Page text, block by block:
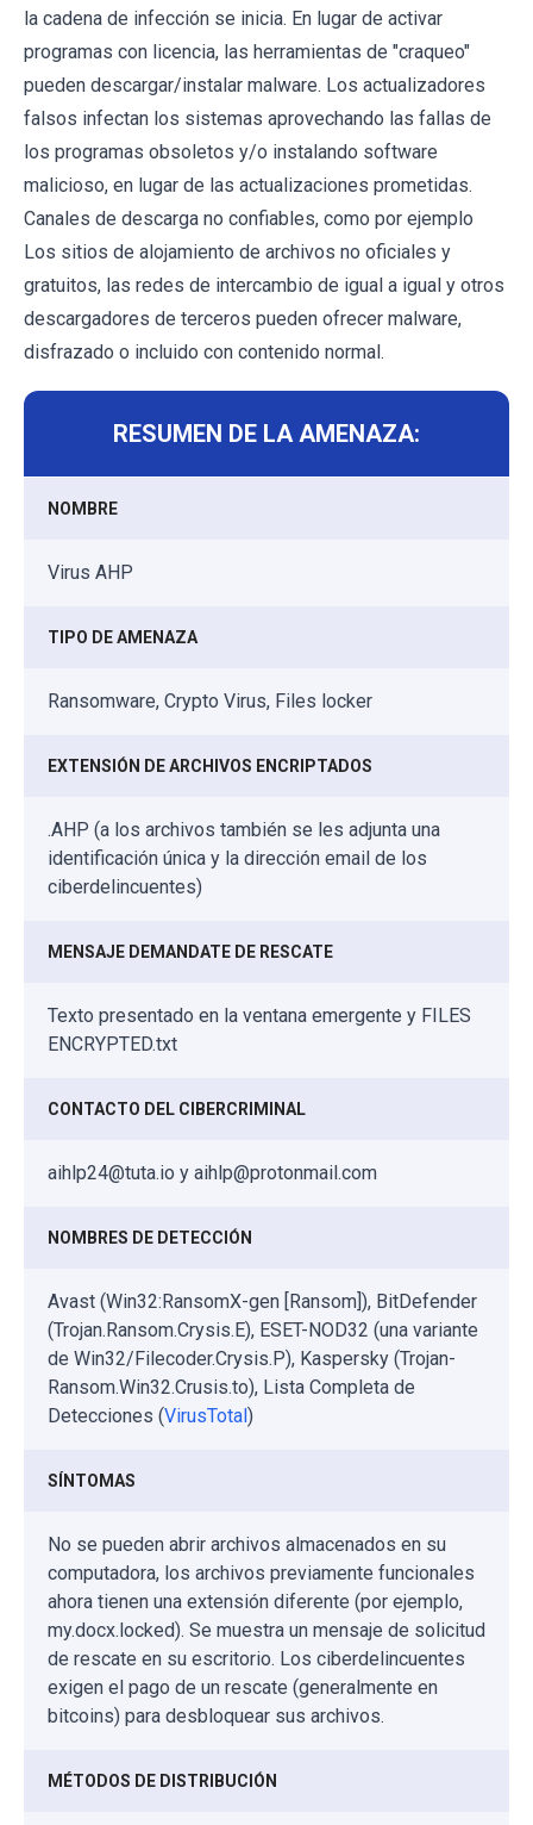
la cadena de infección se inicia. En lugar de activar
programas con licencia, las herramientas de "craqueo"
pueden descargar/instalar malware. Los actualizadores
falsos infectan los sistemas aprovechando las fallas de
los programas obsoletos y/o instalando software
malicioso, en lugar de las actualizaciones prometidas.
Canales de descarga no confiables, como por ejemplo
Los sitios de alojamiento de archivos no oficiales y
gratuitos, las redes de intercambio de igual a igual y otros
descargadores de terceros pueden ofrecer malware,
disfrazado o incluido con contenido normal.
RESUMEN DE LA AMENAZA:
NOMBRE
Virus AHP
TIPO DE AMENAZA
Ransomware, Crypto Virus, Files locker
EXTENSIÓN DE ARCHIVOS ENCRIPTADOS
.AHP (a los archivos también se les adjunta una
identificación única y la dirección email de los
ciberdelincuentes)
MENSAJE DEMANDATE DE RESCATE
Texto presentado en la ventana emergente y FILES
ENCRYPTED.txt
CONTACTO DEL CIBERCRIMINAL
aihlp24@tuta.io y aihlp@protonmail.com
NOMBRES DE DETECCIÓN
Avast (Win32:RansomX-gen [Ransom]), BitDefender
(Trojan.Ransom.Crysis.E), ESET-NOD32 (una variante
de Win32/Filecoder.Crysis.P), Kaspersky (Trojan-
Ransom.Win32.Crusis.to), Lista Completa de
Detecciones (VirusTotal)
SÍNTOMAS
No se pueden abrir archivos almacenados en su
computadora, los archivos previamente funcionales
ahora tienen una extensión diferente (por ejemplo,
my.docx.locked). Se muestra un mensaje de solicitud
de rescate en su escritorio. Los ciberdelincuentes
exigen el pago de un rescate (generalmente en
bitcoins) para desbloquear sus archivos.
MÉTODOS DE DISTRIBUCIÓN